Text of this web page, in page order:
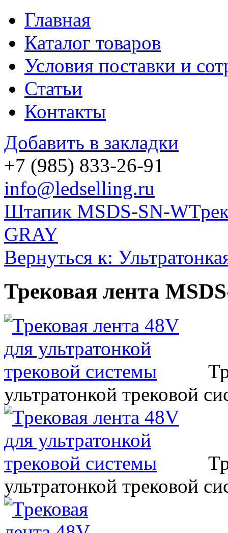
Главная
Каталог товаров
Условия поставки и
Статьи
Контакты
Добавить в закладки
+7 (985) 833-26-91
info@ledselling.ru
Штапик MSDS-SN-W
GRAY
Вернуться к:
Трековая лента
ультратонкой трековой
ультратонкой трековой